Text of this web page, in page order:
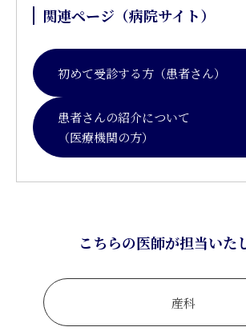
関連ページ（病院サイト）
初めて受診する方（患者さん）
患者さんの紹介について
（医療機関の方）
こちらの医師が担当いた
産科